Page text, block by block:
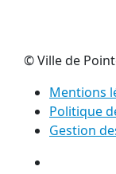
© Ville de
Mentions
Politique
Gestion